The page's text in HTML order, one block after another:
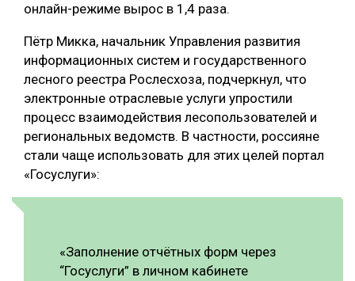
ЛЕСОПИЛЕНИЕ
ДЕРЕВЯННОЕ ДОМОСТРОЕНИЕ
БЕЗОПАСНОЕ ПРОИЗВОДСТВО
СОРТИРОВКА ДРЕВЕСИНЫ
СУШКА ДРЕВЕСИНЫ
МЕБЕЛЬНОЕ ПРОИЗВОДСТВО
онлайн-режиме вырос в 1,4 раза.
Пётр Микка, начальник Управления развития
информационных систем и государственного
лесного реестра Рослесхоза, подчеркнул, что
электронные отраслевые услуги упростили
процесс взаимодействия лесопользователей и
региональных ведомств. В частности, россияне
стали чаще использовать для этих целей портал
«Госуслуги»:
«Заполнение отчётных форм через
“Госуслуги” в личном кабинете